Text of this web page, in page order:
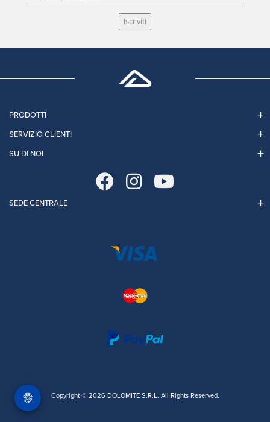
Iscriviti
PRODOTTI
SERVIZIO CLIENTI
SU DI NOI
SEDE CENTRALE
Copyright © 2026 DOLOMITE S.R.L. All Rights Reserved.